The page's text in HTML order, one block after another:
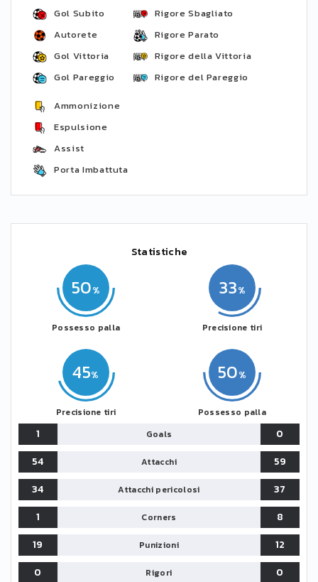
Gol Subito
Autorete
Gol Vittoria
Gol Pareggio
Rigore Sbagliato
Rigore Parato
Rigore della Vittoria
Rigore del Pareggio
Ammonizione
Espulsione
Assist
Porta Imbattuta
Statistiche
50
Possesso palla
45
Precisione tiri
50
Possesso palla
33
Precisione tiri
1 Goals
0
54
Attacchi
59
34
Attacchi pericolosi
37
1
Corners
8
19
Punizioni
12
0
Rigori 0